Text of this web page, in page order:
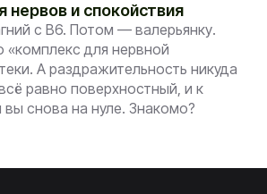
нервов и спокойствия
с B6. Потом — валерьянку.
для нервной
А раздражительность никуда
равно поверхностный, и к
вы снова на нуле. Знакомо?